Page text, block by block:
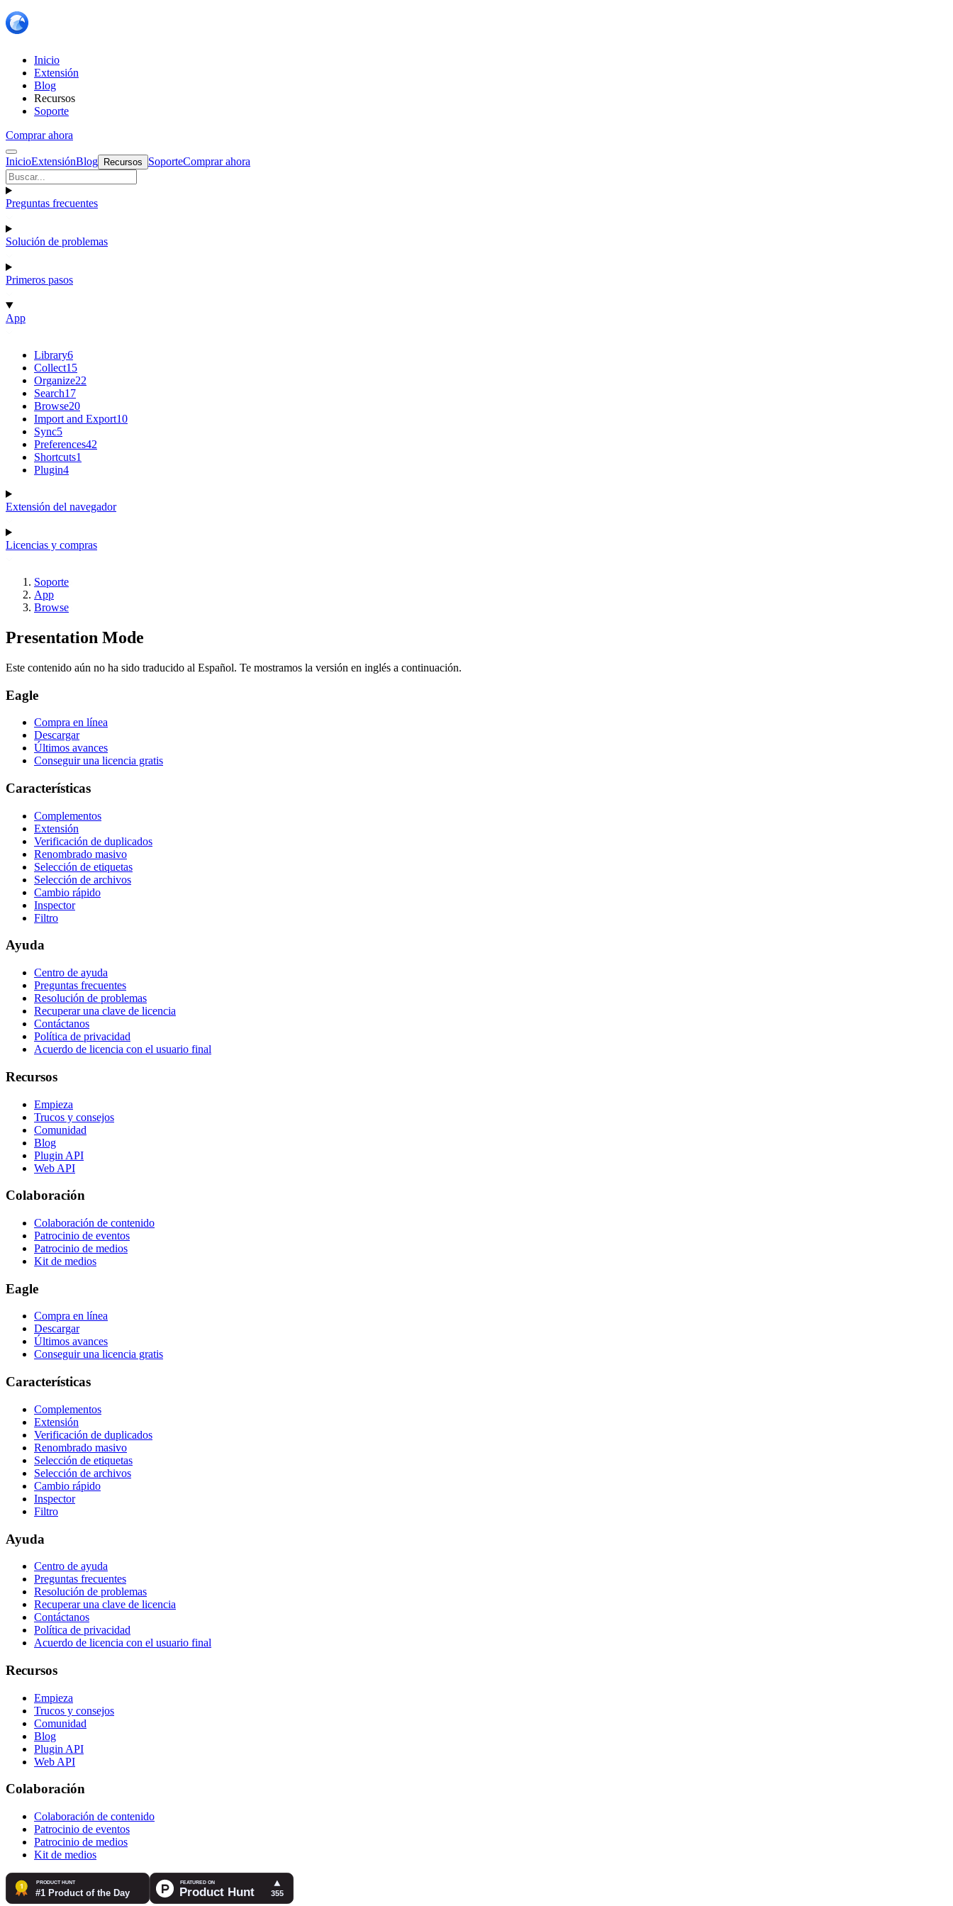
Inicio
Extensión
Blog
Recursos
Soporte
Comprar ahora
InicioExtensiónBlog Recursos SoporteComprar ahora
Preguntas frecuentes
Solución de problemas
Primeros pasos
App
Library6
Collect15
Organize22
Search17
Browse20
Import and Export10
Sync5
Preferences42
Shortcuts1
Plugin4
Extensión del navegador
Licencias y compras
Soporte
App
Browse
Presentation Mode
Este contenido aún no ha sido traducido al Español. Te mostramos la versión en inglés a continuación.
Eagle
Compra en línea
Descargar
Últimos avances
Conseguir una licencia gratis
Características
Complementos
Extensión
Verificación de duplicados
Renombrado masivo
Selección de etiquetas
Selección de archivos
Cambio rápido
Inspector
Filtro
Ayuda
Centro de ayuda
Preguntas frecuentes
Resolución de problemas
Recuperar una clave de licencia
Contáctanos
Política de privacidad
Acuerdo de licencia con el usuario final
Recursos
Empieza
Trucos y consejos
Comunidad
Blog
Plugin API
Web API
Colaboración
Colaboración de contenido
Patrocinio de eventos
Patrocinio de medios
Kit de medios
Eagle
Compra en línea
Descargar
Últimos avances
Conseguir una licencia gratis
Características
Complementos
Extensión
Verificación de duplicados
Renombrado masivo
Selección de etiquetas
Selección de archivos
Cambio rápido
Inspector
Filtro
Ayuda
Centro de ayuda
Preguntas frecuentes
Resolución de problemas
Recuperar una clave de licencia
Contáctanos
Política de privacidad
Acuerdo de licencia con el usuario final
Recursos
Empieza
Trucos y consejos
Comunidad
Blog
Plugin API
Web API
Colaboración
Colaboración de contenido
Patrocinio de eventos
Patrocinio de medios
Kit de medios